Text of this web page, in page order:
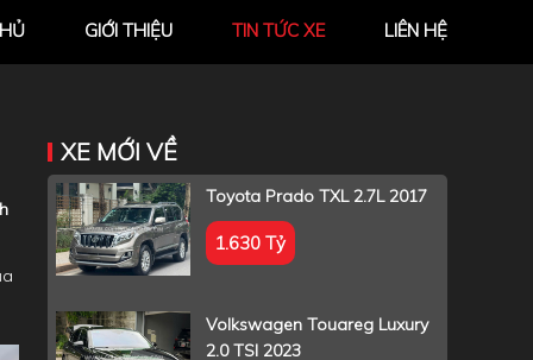
GIỚI THIỆU TIN TỨC XE LIÊN HỆ
XE MỚI VỀ
Toyota Prado TXL 2.7L 2017
1.630 Tỷ
Volkswagen Touareg Luxury
2.0 TSI 2023